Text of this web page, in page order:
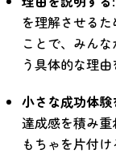
を理解させる
ことで、みん
う具体的な理由
小さな成功体
達成感を積み
もちゃを片付